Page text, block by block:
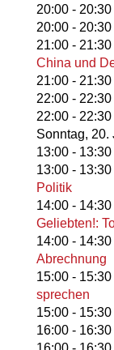
20:00- 20:30
20:00- 20:30
21:00- 21:30
China und
21:00- 21:30
22:00- 22:30
22:00- 22:30
Sonntag, 20.
13:00- 13:30
13:00- 13:30
Politik
14:00- 14:30
Geliebten!:
14:00- 14:30
Abrechnung
15:00- 15:30
sprechen
15:00- 15:30
16:00- 16:30